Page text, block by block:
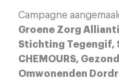
Campagne
Groene Zorg
Stichting Tegengif,
CHEMOURS,
Omwonenden